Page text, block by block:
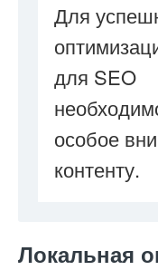
Для
для SEO
особое
контенту.
Локальная